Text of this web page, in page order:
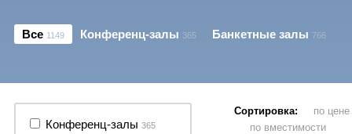
Все 1149 Конференц-залы 365 Банкетные залы 766
Конференц-залы 365
Сортировка:
по цене
по вместимости